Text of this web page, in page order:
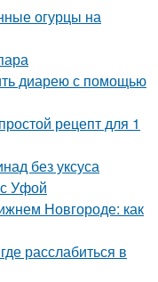
огурцы на
диарею с помощью
рецепт для 1
без уксуса
Уфой
Новгороде: как
расслабиться в